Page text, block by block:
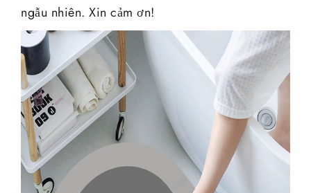
ngẫu nhiên. Xin cảm ơn!